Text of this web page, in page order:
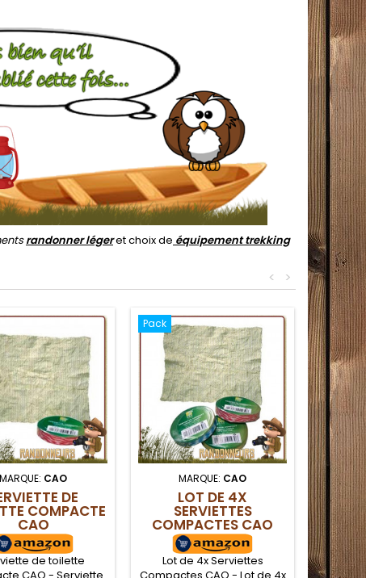
randonner légeret choix de équipement trekking
>
<
MARQUE: CAO
DE
COMPACTE
CAO
de toilette
Pack
MARQUE: CAO
LOT DE 4X
SERVIETTES
COMPACTES CAO
Lot de 4x Serviettes